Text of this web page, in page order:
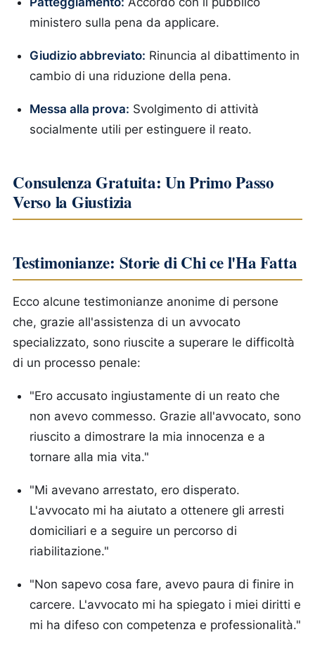
ministero sulla pena da applicare.
Giudizio abbreviato: Rinuncia al dibattimento in
cambio di una riduzione della pena.
Messa alla prova: Svolgimento di attività
socialmente utili per estinguere il reato.
Consulenza Gratuita: Un Primo Passo
Verso la Giustizia
Testimonianze: Storie di Chi ce l'Ha Fatta
Ecco alcune testimonianze anonime di persone
che, grazie all'assistenza di un avvocato
specializzato, sono riuscite a superare le difficoltà
di un processo penale:
"Ero accusato ingiustamente di un reato che
non avevo commesso. Grazie all'avvocato, sono
riuscito a dimostrare la mia innocenza e a
tornare alla mia vita."
"Mi avevano arrestato, ero disperato.
L'avvocato mi ha aiutato a ottenere gli arresti
domiciliari e a seguire un percorso di
riabilitazione."
"Non sapevo cosa fare, avevo paura di finire in
carcere. L'avvocato mi ha spiegato i miei diritti e
mi ha difeso con competenza e professionalità."